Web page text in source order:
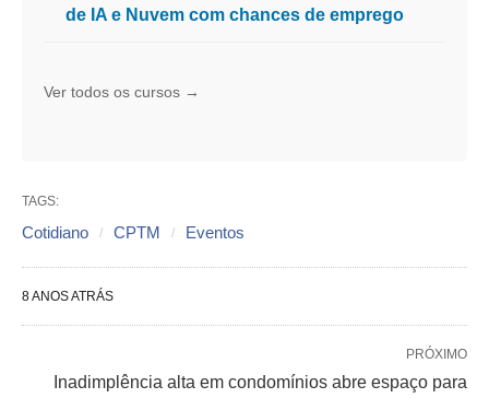
de IA e Nuvem com chances de emprego
Ver todos os cursos →
TAGS:
Cotidiano CPTM Eventos
8 ANOS ATRÁS
PRÓXIMO
Inadimplência alta em condomínios abre espaço para